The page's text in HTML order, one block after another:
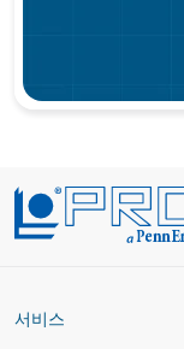
서비스